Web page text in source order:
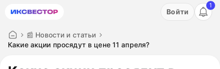
Акция: бесплатный пробный период на 3 дня!
Войти
1
📰 Новости и статьи
Какие акции просядут в цене 11 апреля?